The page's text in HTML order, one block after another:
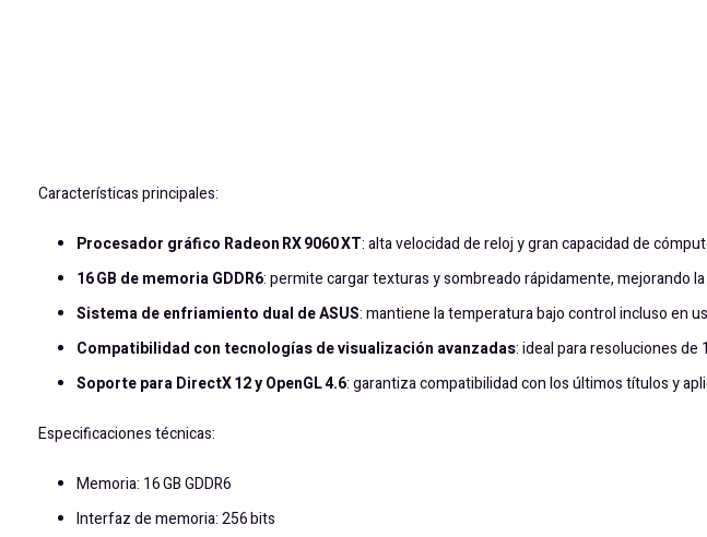
Características principales:
Procesador gráfico Radeon RX 9060 XT: alta velocidad de reloj y gran capacidad de
16 GB de memoria GDDR6: permite cargar texturas y sombreado rápidamente, mejorando
Sistema de enfriamiento dual de ASUS: mantiene la temperatura bajo control incluso en
Compatibilidad con tecnologías de visualización avanzadas: ideal para resoluciones de
Soporte para DirectX 12 y OpenGL 4.6: garantiza compatibilidad con los últimos títulos y
Especificaciones técnicas:
Memoria: 16 GB GDDR6
Interfaz de memoria: 256 bits